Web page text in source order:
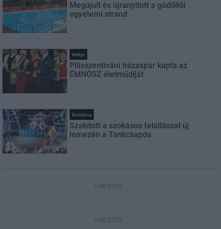
Megújult és újranyitott a gödöllői
egyetemi strand
Helyi
Pilisszentiváni házaspár kapta az
ÉMNÖSZ életműdíját
Kultúra
Szakított a szokásos felállással új
lemezén a Tankcsapda
HIRDETÉS
HIRDETÉS